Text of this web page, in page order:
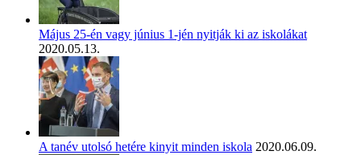
Május 25-én vagy június 1-jén nyitják ki az iskolákat
2020.05.13.
A tanév utolsó hetére kinyit minden iskola 2020.06.09.